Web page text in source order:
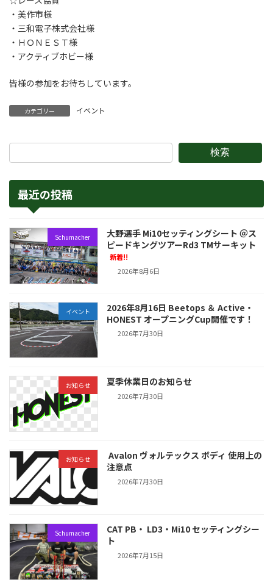
・美作市様
・三和電子株式会社様
・ＨＯＮＥＳＴ様
・アクティブホビー様
皆様の参加をお待ちしています。
カテゴリー イベント
検索
最近の投稿
Schumacher
大野選手 Mi10セッティングシート ＠ス
ピードキングツアーRd3 TMサーキット
新着!!
2026年8月6日
イベント
2026年8月16日 Beetops ＆ Active・
HONEST オープニングCup開催です！
2026年7月30日
お知らせ 夏季休業日のお知らせ
2026年7月30日
お知らせ
Avalon ヴォルテックス ボディ 使用上の
注意点
2026年7月30日
Schumacher
CAT PB・ LD3・Mi10 セッティングシー
ト
2026年7月15日